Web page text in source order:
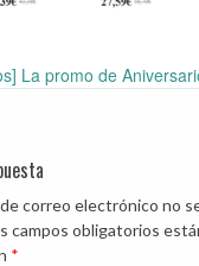
La promo de
correo electrónico no
campos obligatorios
*